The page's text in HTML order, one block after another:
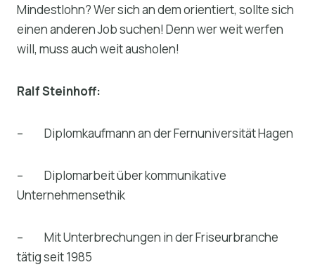
Mindestlohn? Wer sich an dem orientiert, sollte sich
einen anderen Job suchen! Denn wer weit werfen
will, muss auch weit ausholen!
Ralf Steinhoff:
– Diplomkaufmann an der Fernuniversität Hagen
– Diplomarbeit über kommunikative
Unternehmensethik
– Mit Unterbrechungen in der Friseurbranche
tätig seit 1985